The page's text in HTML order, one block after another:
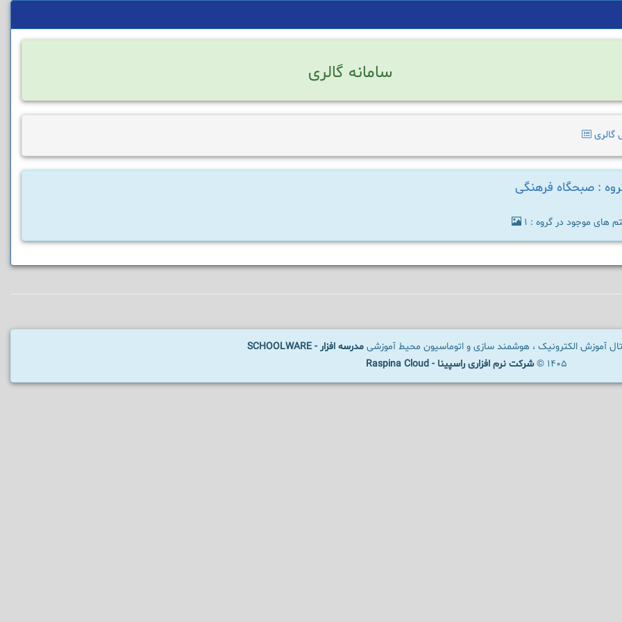
سامانه گالری
گالری
: صبحگاه فرهنگی
های موجود در گروه : 1
آموزش الکترونیک ، هوشمند سازی و اتوماسیون محیط آموزشی مدرسه افزار - SCHOOLWARE
1405 ©
شرکت نرم افزاری راسپینا - Raspina Cloud